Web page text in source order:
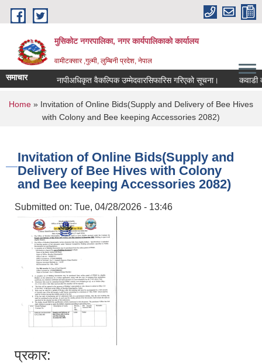
Skip to main content
मुसिकोट नगरपालिका, नगर कार्यपालिकाकाे कार्यालय
वामीटक्सार ,गुल्मी, लुम्बिनी प्रदेश, नेपाल
समाचार नापीअधिकृत वैकल्पिक उम्मेदवारसिफारिस गरिएको सूचना। कवाडी
You are here
Home » Invitation of Online Bids(Supply and Delivery of Bee Hives
with Colony and Bee keeping Accessories 2082)
Invitation of Online Bids(Supply and
Delivery of Bee Hives with Colony
and Bee keeping Accessories 2082)
Submitted on: Tue, 04/28/2026 - 13:46
प्रकार: